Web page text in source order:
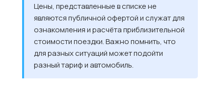
Цены, представленные в списке не
являются публичной офертой и служат для
ознакомления и расчёта приблизительной
стоимости поездки. Важно помнить, что
для разных ситуаций может подойти
разный тариф и автомобиль.